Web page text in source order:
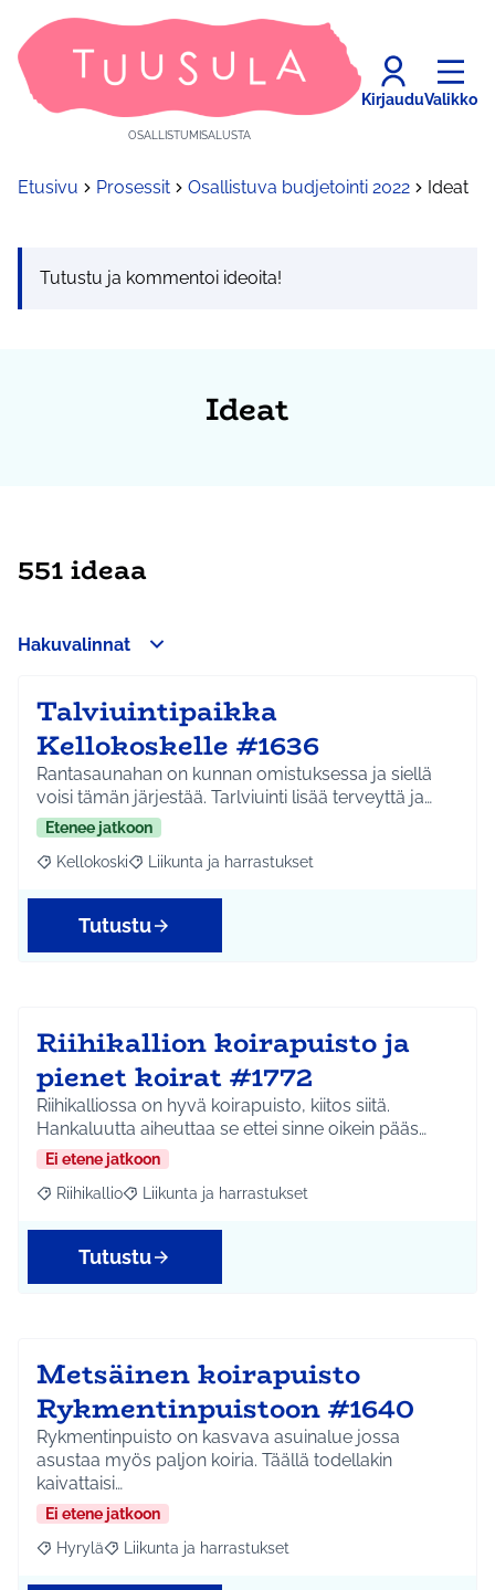
OSALLISTUMISALUSTA
KirjauduValikko
Etusivu Prosessit Osallistuva budjetointi 2022 Ideat
Tutustu ja kommentoi ideoita!
Ideat
551 ideaa
Hakuvalinnat
Talviuintipaikka
Kellokoskelle #1636
Rantasaunahan on kunnan omistuksessa ja siellä
voisi tämän järjestää. Tarlviuinti lisää terveyttä ja…
Etenee jatkoon
Rajaa tulokset aihepiirin mukaan: Kellokoski
Kellokoski Rajaa tulokset teeman mukaan: Liikunta ja
Liikunta ja harrastukset
Tutustu
Riihikallion koirapuisto ja
pienet koirat #1772
Riihikalliossa on hyvä koirapuisto, kiitos siitä.
Hankaluutta aiheuttaa se ettei sinne oikein pääs…
Ei etene jatkoon
Rajaa tulokset aihepiirin mukaan: Riihikallio
Riihikallio Rajaa tulokset teeman mukaan: Liikunta ja
Liikunta ja harrastukset
Tutustu
Metsäinen koirapuisto
Rykmentinpuistoon #1640
Rykmentinpuisto on kasvava asuinalue jossa
asustaa myös paljon koiria. Täällä todellakin
kaivattaisi…
Ei etene jatkoon
Rajaa tulokset aihepiirin mukaan: Hyrylä
Hyrylä Rajaa tulokset teeman mukaan: Liikunta ja
Liikunta ja harrastukset